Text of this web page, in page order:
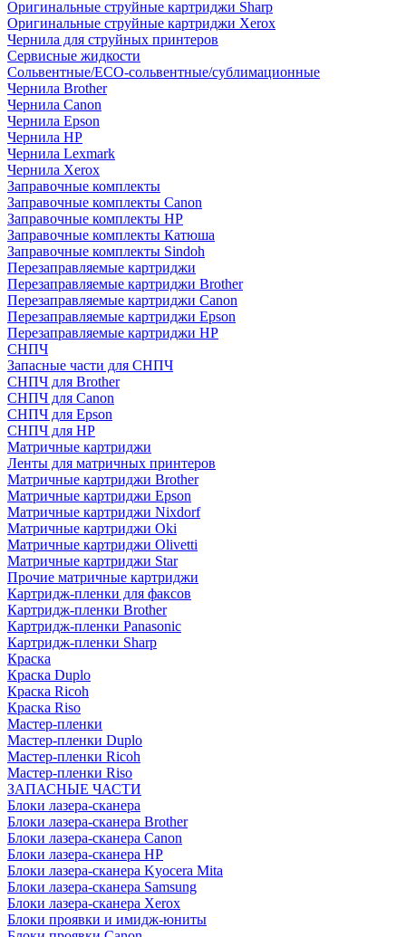
Оригинальные струйные картриджи Sharp
Оригинальные струйные картриджи Xerox
Чернила для струйных принтеров
Сервисные жидкости
Сольвентные/ECO-сольвентные/сублимационные
Чернила Brother
Чернила Canon
Чернила Epson
Чернила HP
Чернила Lexmark
Чернила Xerox
Заправочные комплекты
Заправочные комплекты Canon
Заправочные комплекты HP
Заправочные комплекты Катюша
Заправочные комплекты Sindoh
Перезаправляемые картриджи
Перезаправляемые картриджи Brother
Перезаправляемые картриджи Canon
Перезаправляемые картриджи Epson
Перезаправляемые картриджи HP
СНПЧ
Запасные части для СНПЧ
СНПЧ для Brother
СНПЧ для Canon
СНПЧ для Epson
СНПЧ для HP
Матричные картриджи
Ленты для матричных принтеров
Матричные картриджи Brother
Матричные картриджи Epson
Матричные картриджи Nixdorf
Матричные картриджи Oki
Матричные картриджи Olivetti
Матричные картриджи Star
Прочие матричные картриджи
Картридж-пленки для факсов
Картридж-пленки Brother
Картридж-пленки Panasonic
Картридж-пленки Sharp
Краска
Краска Duplo
Краска Ricoh
Краска Riso
Мастер-пленки
Мастер-пленки Duplo
Мастер-пленки Ricoh
Мастер-пленки Riso
ЗАПАСНЫЕ ЧАСТИ
Блоки лазера-сканера
Блоки лазера-сканера Brother
Блоки лазера-сканера Canon
Блоки лазера-сканера HP
Блоки лазера-сканера Kyocera Mita
Блоки лазера-сканера Samsung
Блоки лазера-сканера Xerox
Блоки проявки и имидж-юниты